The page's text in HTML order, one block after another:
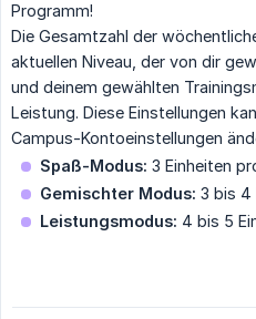
Programm!
Die Gesamtzahl der
aktuellen Niveau, der von dir
und deinem gewählten
Leistung. Diese Einstellungen
Campus-Kontoeinstellungen
Spaß-Modus: 3 Einheiten
Gemischter Modus: 3 bis 4
Leistungsmodus: 4 bis 5